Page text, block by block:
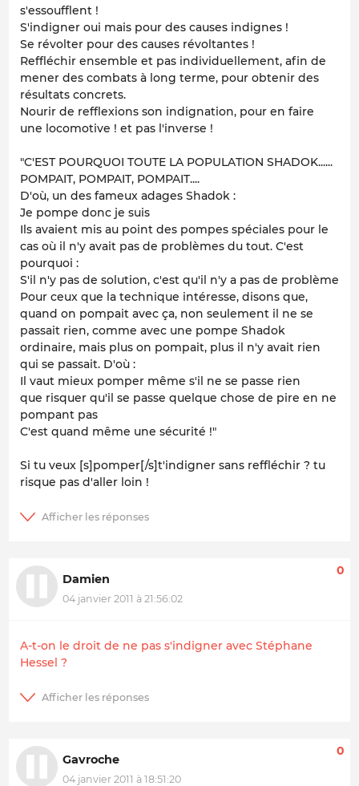
s'essoufflent !
S'indigner oui mais pour des causes indignes !
Se révolter pour des causes révoltantes !
Reffléchir ensemble et pas individuellement, afin de
mener des combats à long terme, pour obtenir des
résultats concrets.
Nourir de refflexions son indignation, pour en faire
une locomotive ! et pas l'inverse !
"C'EST POURQUOI TOUTE LA POPULATION SHADOK......
POMPAIT, POMPAIT, POMPAIT....
D'où, un des fameux adages Shadok :
Je pompe donc je suis
Ils avaient mis au point des pompes spéciales pour le
cas où il n'y avait pas de problèmes du tout. C'est
pourquoi :
S'il n'y pas de solution, c'est qu'il n'y a pas de problème
Pour ceux que la technique intéresse, disons que,
quand on pompait avec ça, non seulement il ne se
passait rien, comme avec une pompe Shadok
ordinaire, mais plus on pompait, plus il n'y avait rien
qui se passait. D'où :
Il vaut mieux pomper même s'il ne se passe rien
que risquer qu'il se passe quelque chose de pire en ne
pompant pas
C'est quand même une sécurité !"
Si tu veux [s]pomper[/s]t'indigner sans reffléchir ? tu
risque pas d'aller loin !
Damien
04 janvier 2011 à 21:56:02
0
A-t-on le droit de ne pas s'indigner avec Stéphane
Hessel ?
Gavroche
04 janvier 2011 à 18:51:20
0